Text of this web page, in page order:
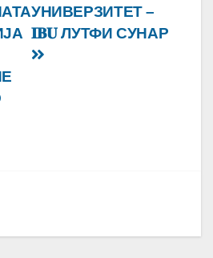
УНИВЕРЗИТЕТ –
𝐈𝐁𝐔 ЛУТФИ СУНАР